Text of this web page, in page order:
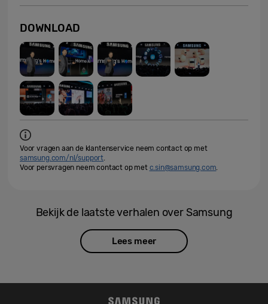
DOWNLOAD
Voor vragen aan de klantenservice neem contact op met
samsung.com/nl/support.
Voor persvragen neem contact op met c.sin@samsung.com.
Bekijk de laatste verhalen over Samsung
Lees meer